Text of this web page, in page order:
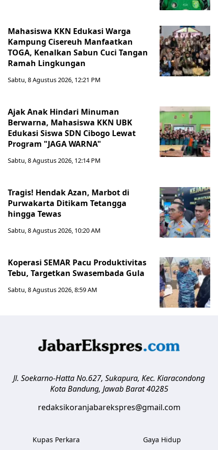
Mahasiswa KKN Edukasi Warga
Kampung Cisereuh Manfaatkan
TOGA, Kenalkan Sabun Cuci Tangan
Ramah Lingkungan
Sabtu, 8 Agustus 2026, 12:21 PM
Ajak Anak Hindari Minuman
Berwarna, Mahasiswa KKN UBK
Edukasi Siswa SDN Cibogo Lewat
Program "JAGA WARNA"
Sabtu, 8 Agustus 2026, 12:14 PM
Tragis! Hendak Azan, Marbot di
Purwakarta Ditikam Tetangga
hingga Tewas
Sabtu, 8 Agustus 2026, 10:20 AM
Koperasi SEMAR Pacu Produktivitas
Tebu, Targetkan Swasembada Gula
Sabtu, 8 Agustus 2026, 8:59 AM
Jl. Soekarno-Hatta No.627, Sukapura, Kec. Kiaracondong
Kota Bandung, Jawab Barat 40285
redaksikoranjabarekspres@gmail.com
Kupas Perkara Gaya Hidup